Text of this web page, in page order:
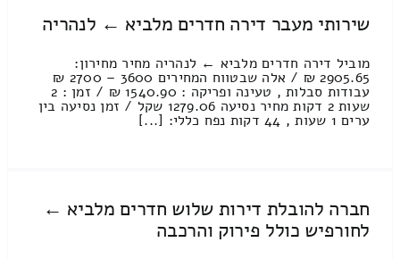
שירותי מעבר דירה חדרים מלביא ← לנהריה
מוביל דירה חדרים מלביא ← לנהריה מחיר מחירון:
2905.65 ₪ / אלה שבטווח המחירים 3600 – 2700 ₪
עבודות סבלות , טעינה ופריקה : 1540.90 ₪ / זמן : 2
שעות 2 דקות מחיר נסיעה 1279.06 שקל / זמן נסיעה בין
ערים 1 שעות , 44 דקות נפח כללי: [...]
חברה להובלת דירות שלוש חדרים מלביא ←
לחורפיש כולל פירוק והרכבה